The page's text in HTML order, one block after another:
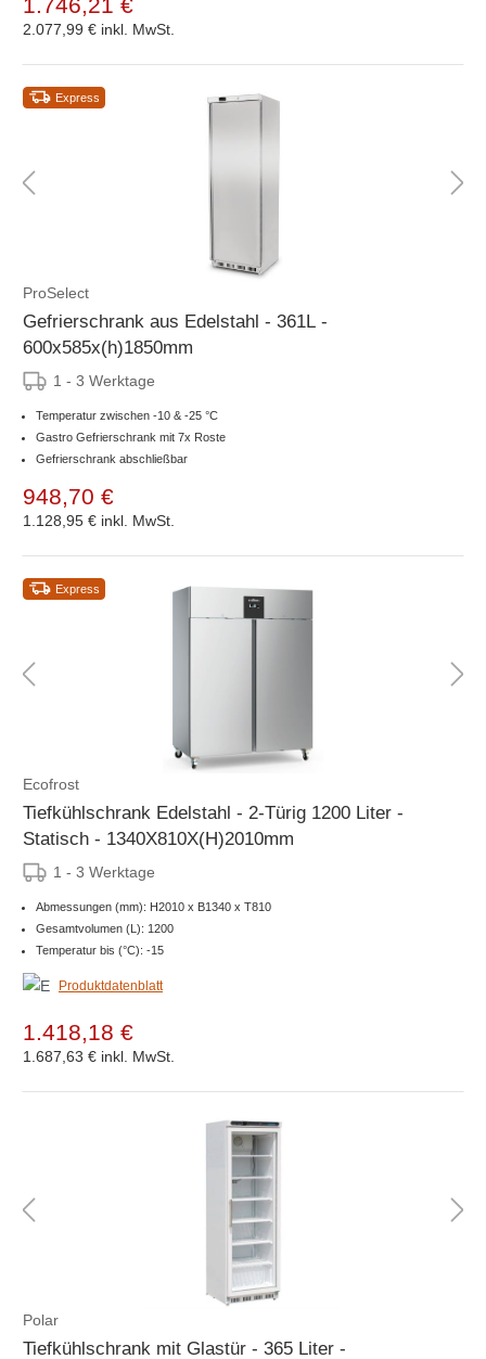
2.077,99 € inkl. MwSt.
Express
ProSelect
Gefrierschrank aus Edelstahl - 361L -
600x585x(h)1850mm
1 - 3 Werktage
Temperatur zwischen -10 & -25 °C
Gastro Gefrierschrank mit 7x Roste
Gefrierschrank abschließbar
948,70 €
1.128,95 € inkl. MwSt.
Express
Ecofrost
Tiefkühlschrank Edelstahl - 2-Türig 1200 Liter -
Statisch - 1340X810X(H)2010mm
1 - 3 Werktage
Abmessungen (mm): H2010 x B1340 x T810
Gesamtvolumen (L): 1200
Temperatur bis (°C): -15
Produktdatenblatt
1.418,18 €
1.687,63 € inkl. MwSt.
Polar
Tiefkühlschrank mit Glastür - 365 Liter -